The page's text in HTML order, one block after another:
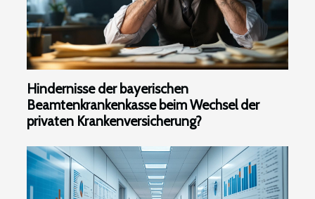
Hindernisse der bayerischen
Beamtenkrankenkasse beim Wechsel der
privaten Krankenversicherung?